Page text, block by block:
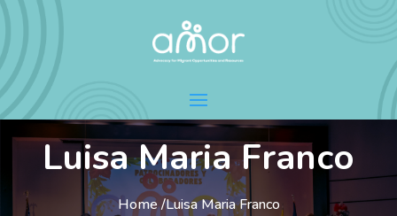
Luisa Maria Franco
Home /Luisa Maria Franco